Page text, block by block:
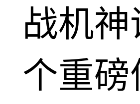
战机
个重磅